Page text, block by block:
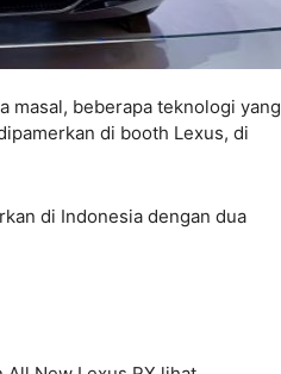
masal, beberapa teknologi yang
di booth Lexus, di
di Indonesia dengan dua